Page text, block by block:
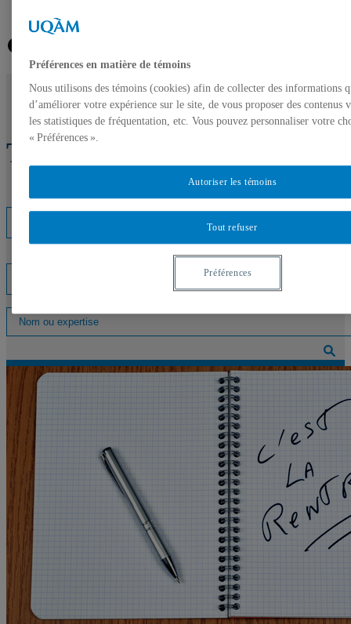
Facebook
Trouver un expert
Préférences en matière de témoins
Nous utilisons des témoins (cookies) afin de collecter des informations
d’améliorer votre expérience sur le site, de vous proposer des contenus
les statistiques de fréquentation, etc. Vous pouvez personnaliser votre
« Préférences ».
Tout refuser
Autoriser les témoins
Préférences